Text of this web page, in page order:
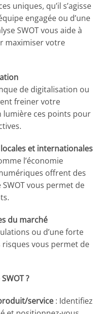
uniques, qu’il s’agisse
engagée ou d’une
SWOT vous aide à
maximiser votre
de digitalisation ou
freiner votre
lumière ces points pour
et internationales
l’économie
offrent des
vous permet de
du marché
ou d’une forte
vous permet de
?
service : Identifiez